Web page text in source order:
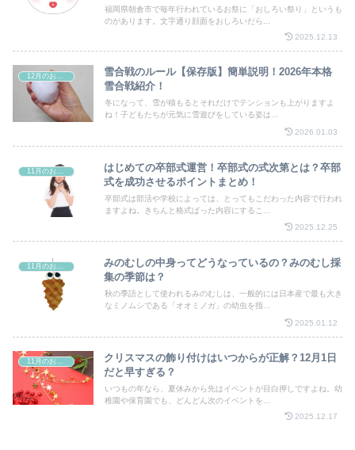
福岡県朝倉市で毎年行われているお祭に「おしろい祭り」というも
のがあります。文字通り顔面をおしろいだら...
2025.12.13
雪合戦のルール【保存版】簡単説明！2026年本格
雪合戦紹介！
冬になって、雪が積もるとそれだけでテンションも上がりますよ
ね！子どもたちが元気に雪遊びをしている姿は...
2026.01.03
はじめての卒部式運営！卒部式の式次第とは？卒部
式を成功させるポイントまとめ！
卒部式は部活や学校によっては、とってもこだわった内容で行われ
ますよね。きちんと格式ばった内容にするこ...
2025.12.25
11月のお祭り
みのむしの中身ってどうなっているの？みのむし採
集の季節は？
秋の季語として使われるみのむしは、一般的には日本産で最も大き
なミノムシである「オオミノガ」の幼虫を指...
2025.01.12
11月のお祭り
クリスマスの飾り付けはいつからが正解？12月1日
だと早すぎる？
いつもの年なら、夏休みから先はイベントが目白押しですよね。幼
稚園や保育園でも、どんどん次のイベントを...
2025.12.17